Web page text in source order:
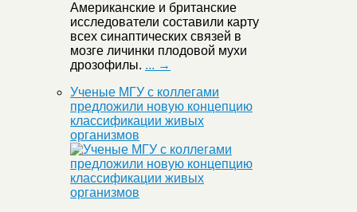
Американские и британские
исследователи составили карту
всех синаптических связей в
мозге личинки плодовой мухи
дрозофилы. ... →
Ученые МГУ с коллегами
предложили новую концепцию
классификации живых
организмов